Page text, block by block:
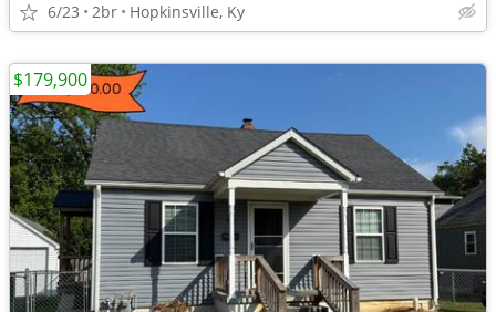
6/23 2br Hopkinsville, Ky
$179,900